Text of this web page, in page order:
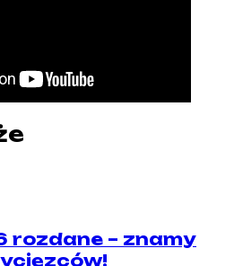
rozdane – znamy